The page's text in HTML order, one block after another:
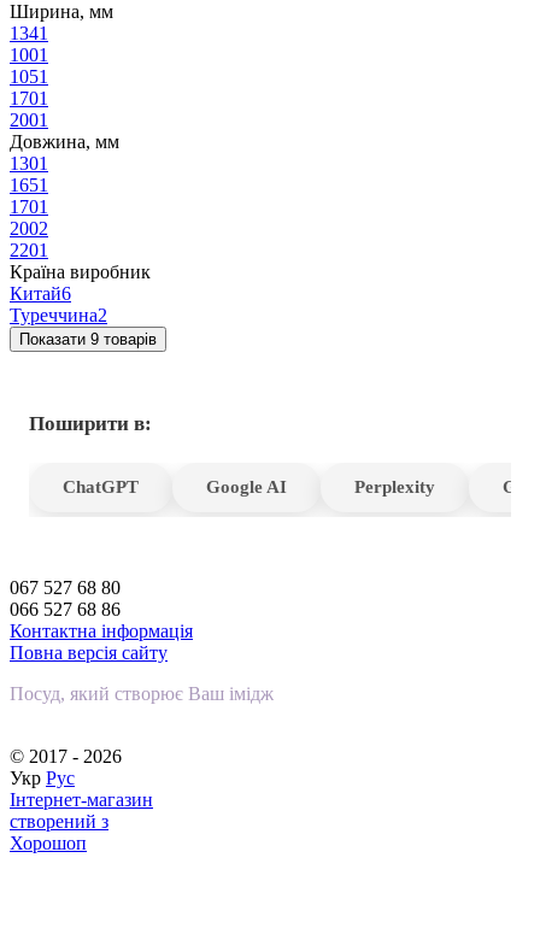
Ширина, мм
1341
1001
1051
1701
2001
Довжина, мм
1301
1651
1701
2002
2201
Країна виробник
Китай6
Туреччина2
Показати 9 товарів
Поширити в:
ChatGPT Google AI Perplexity
067 527 68 80
066 527 68 86
Контактна інформація
Повна версія сайту
Посуд, який створює Ваш імідж
© 2017 - 2026
Укр Рус
Інтернет-магазин
створений з
Хорошоп